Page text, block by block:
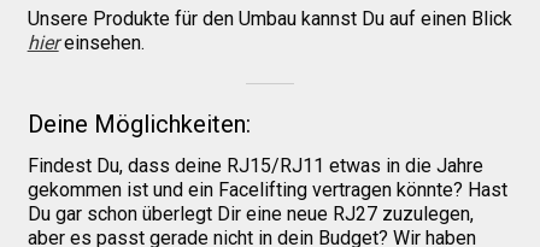
Kasse
Unsere Produkte für den Umbau kannst Du auf einen Blick
hiereinsehen.
Deine Möglichkeiten:
Findest Du, dass deine RJ15/RJ11 etwas in die Jahre
gekommen ist und ein Facelifting vertragen könnte? Hast
Du gar schon überlegt Dir eine neue RJ27 zuzulegen,
aber es passt gerade nicht in dein Budget? Wir haben